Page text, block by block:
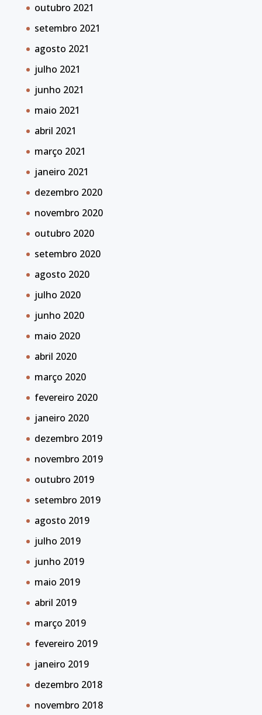
outubro 2021
setembro 2021
agosto 2021
julho 2021
junho 2021
maio 2021
abril 2021
março 2021
janeiro 2021
dezembro 2020
novembro 2020
outubro 2020
setembro 2020
agosto 2020
julho 2020
junho 2020
maio 2020
abril 2020
março 2020
fevereiro 2020
janeiro 2020
dezembro 2019
novembro 2019
outubro 2019
setembro 2019
agosto 2019
julho 2019
junho 2019
maio 2019
abril 2019
março 2019
fevereiro 2019
janeiro 2019
dezembro 2018
novembro 2018